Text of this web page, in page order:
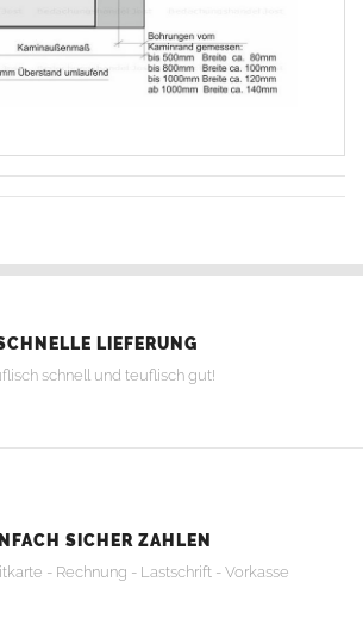
LIEFERUNG
schnell und teuflisch gut!
SICHER ZAHLEN
- Rechnung - Lastschrift - Vorkasse